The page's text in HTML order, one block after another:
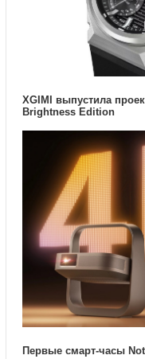
XGIMI выпустила
Brightness Edition
Первые смарт-часы